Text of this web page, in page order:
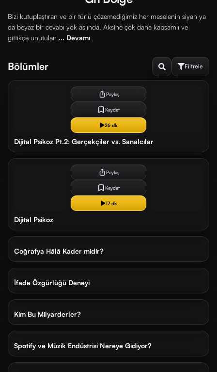
Bizi kutuplaştıran ve bir türlü çözemediğimiz her meselenin siyah ya
da beyaz bir cevabı yok aslında. Aksine çok daha kapsamlı ve
gittikçe unutulan ... Devamı
Bölümler Filtrele
FILTRELE
SIRALAMA
EnEn
ay
Paylaş
Kaydet
26 dk
Dijital Psikoz Pt.2: Gerçekçiler vs. Sanalcılar
10
ay
Paylaş
Kaydet
17 dk
Dijital Psikoz
19 dk
10 ay önce
Coğrafya Hâlâ Kader midir?
24 dk
11 ay önce
İfade Özgürlüğü Deneyi
22 dk
11 ay önce
Kim Bu Milyarderler?
12 dk
11 ay önce
Spotify ve Müzik Endüstrisi Nereye Gidiyor?
15 dk
11 ay önce